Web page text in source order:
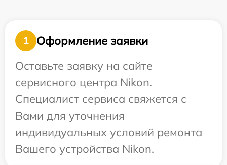
1
Оформление заявки
Оставьте заявку на сайте
сервисного центра Nikon.
Специалист сервиса свяжется с
Вами для уточнения
индивидуальных условий ремонта
Вашего устройства Nikon.